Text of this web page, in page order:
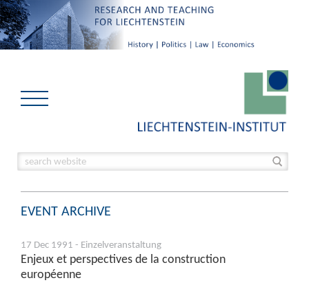
EVENT ARCHIVE
17 Dec 1991 - Einzelveranstaltung
Enjeux et perspectives de la construction
européenne